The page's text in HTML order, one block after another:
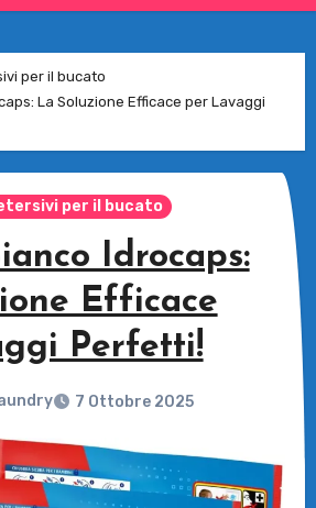
per il bucato
La Soluzione Efficace per Lavaggi
per il bucato
Idrocaps:
Efficace
Perfetti!
7 Ottobre 2025